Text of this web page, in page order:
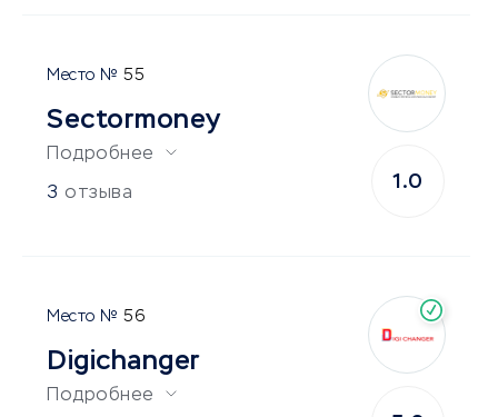
55
Sectormoney
Подробнее
3 отзыва
1.0
56
Digichanger
Подробнее